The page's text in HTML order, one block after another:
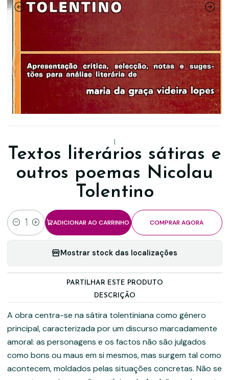
|
Textos literários sátiras e
outros poemas Nicolau
Tolentino
Quantidade
ADICIONAR AO CARRINHO COMPRAR AGORA
Mostrar stock das localizações
PARTILHAR ESTE PRODUTO
DESCRIÇÃO
A obra centra-se na sátira tolentiniana como género
principal, caracterizada por um discurso marcadamente
amoral: as personagens e os factos não são julgados
como bons ou maus em si mesmos, mas surgem tal como
acontecem, moldados pelas situações concretas. Não se